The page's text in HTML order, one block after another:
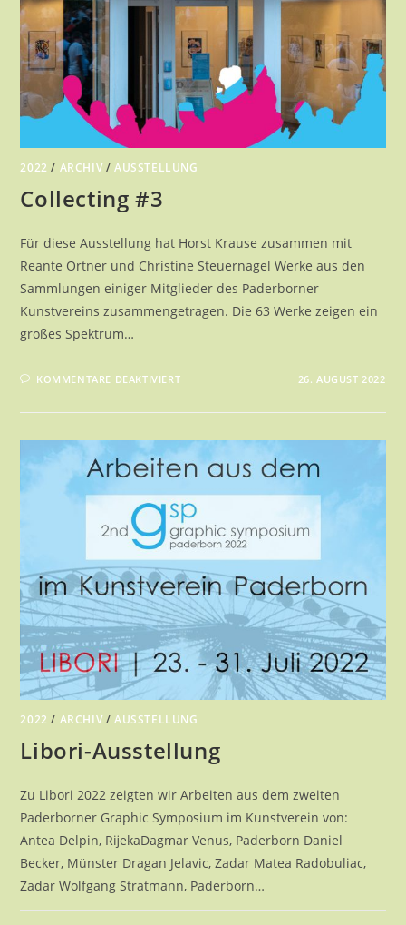
2022 / ARCHIV /AUSSTELLUNG
Collecting #3
Für diese Ausstellung hat Horst Krause zusammen mit
Reante Ortner und Christine Steuernagel Werke aus den
Sammlungen einiger Mitglieder des Paderborner
Kunstvereins zusammengetragen. Die 63 Werke zeigen ein
großes Spektrum…
KOMMENTARE DEAKTIVIERTFÜR 26. AUGUST 2022
2022 / ARCHIV /AUSSTELLUNG
Libori-Ausstellung
Zu Libori 2022 zeigten wir Arbeiten aus dem zweiten
Paderborner Graphic Symposium im Kunstverein von:
Antea Delpin, RĳekaDagmar Venus, Paderborn Daniel
Becker, Münster Dragan Jelavic, Zadar Matea Radobuliac,
Zadar Wolfgang Stratmann, Paderborn…